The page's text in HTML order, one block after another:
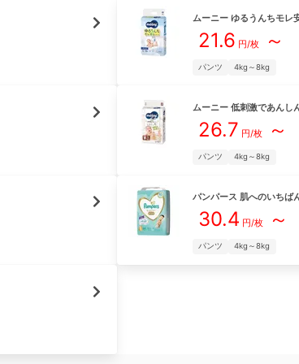
ムーニー ゆるうんちモレ
21.6 円/枚～
パンツ 4kg～8kg
ムーニー 低刺激であんし
26.7 円/枚～
パンツ 4kg～8kg
パンパース 肌へのいちば
30.4 円/枚～
パンツ 4kg～8kg